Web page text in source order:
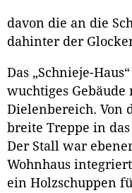
davon die an die
dahinter der
Das „Schnieje-
wuchtiges
Dielenbereich. Von
breite Treppe in
Der Stall war
Wohnhaus
ein Holzschuppen